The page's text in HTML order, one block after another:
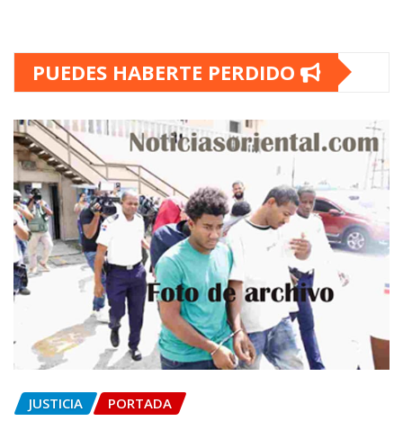
PUEDES HABERTE PERDIDO
JUSTICIA PORTADA